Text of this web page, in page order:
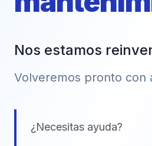
Nos estamos
Volveremos pronto con
¿Necesitas ayuda?